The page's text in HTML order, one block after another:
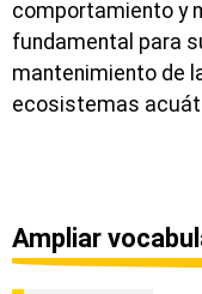
comportamiento y
fundamental para
mantenimiento de
ecosistemas
Ampliar